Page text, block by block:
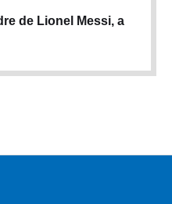
de Lionel Messi, a